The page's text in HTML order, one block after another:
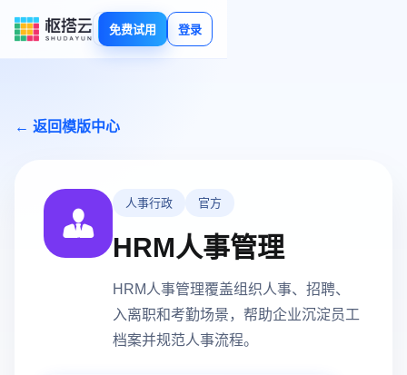
免费试用 登录
← 返回模版中心
人事行政 官方
HRM人事管理
HRM人事管理覆盖组织人事、招聘、
入离职和考勤场景，帮助企业沉淀员工
档案并规范人事流程。